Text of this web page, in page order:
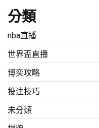
分類
nba直播
世界盃直播
博奕攻略
投注技巧
未分類